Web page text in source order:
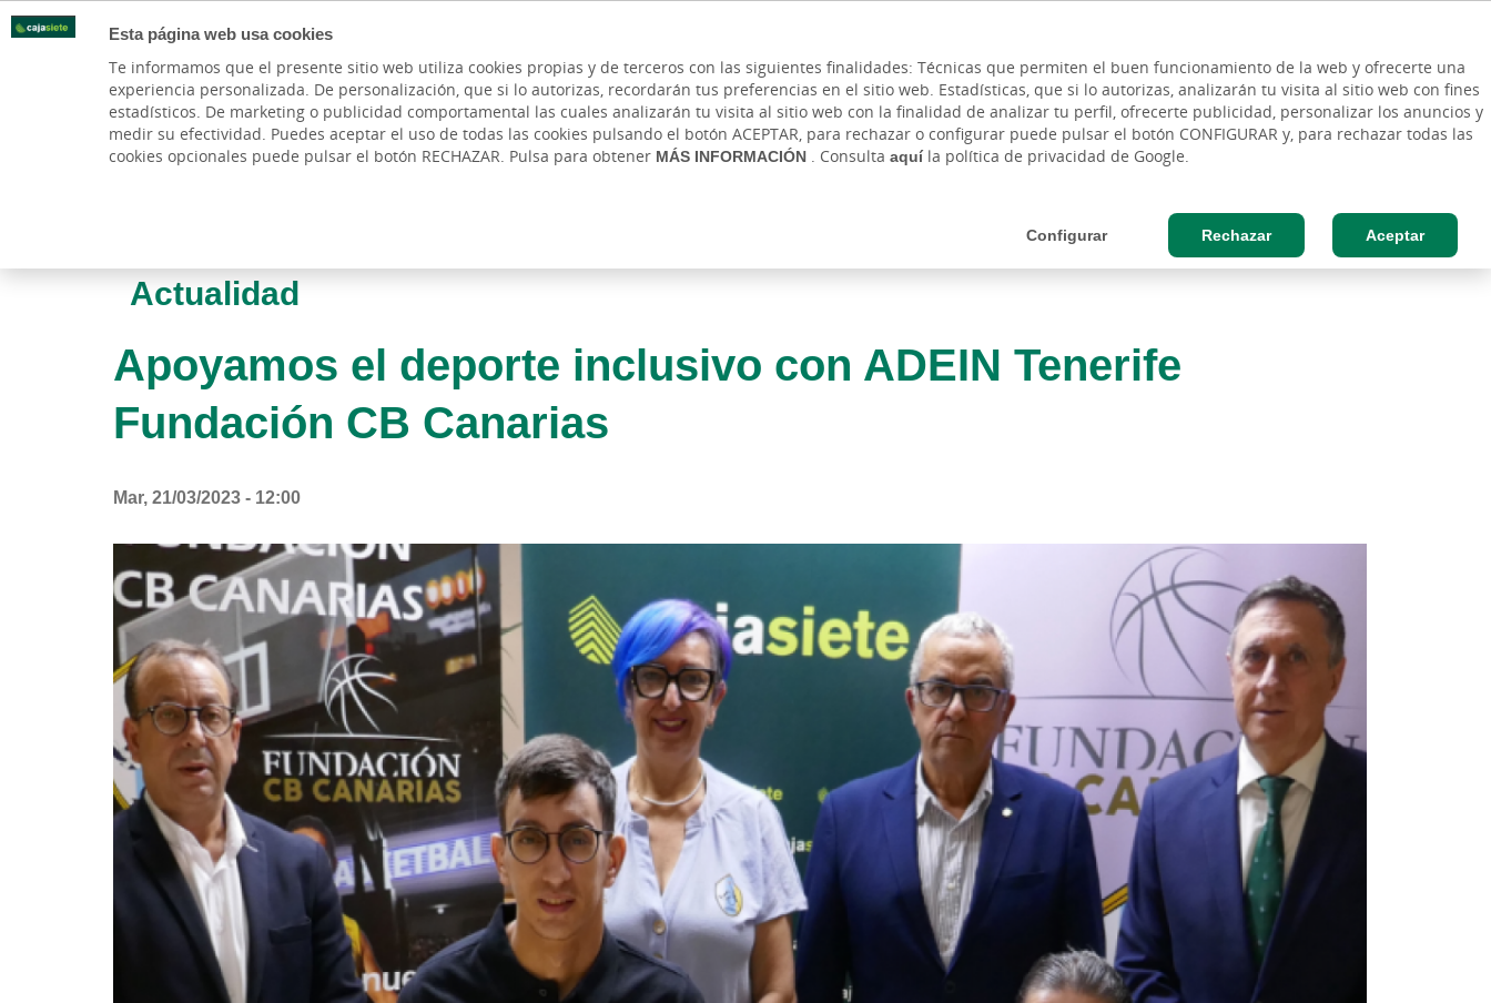
Esta página web usa cookies
Te informamos que el presente sitio web utiliza cookies propias y de terceros con las siguientes finalidades: Técnicas que permiten el buen funcionamiento de la web y ofrecerte una
experiencia personalizada. De personalización, que si lo autorizas, recordarán tus preferencias en el sitio web. Estadísticas, que si lo autorizas, analizarán tu visita al sitio web con fines
estadísticos. De marketing o publicidad comportamental las cuales analizarán tu visita al sitio web con la finalidad de analizar tu perfil, ofrecerte publicidad, personalizar los anuncios y
medir su efectividad. Puedes aceptar el uso de todas las cookies pulsando el botón ACEPTAR, para rechazar o configurar puede pulsar el botón CONFIGURAR y, para rechazar todas las
cookies opcionales puede pulsar el botón RECHAZAR. Pulsa para obtener MÁS INFORMACIÓN. Consulta aquíla política de privacidad de Google.
Configurar Rechazar Aceptar
DE
PARTICULARES BANCA PRIVADA AUTÓNOMOS Y EMPRENDEDORES EMPRESAS AGRO
Actualidad
Apoyamos el deporte inclusivo con ADEIN Tenerife
Fundación CB Canarias
Mar, 21/03/2023 - 12:00